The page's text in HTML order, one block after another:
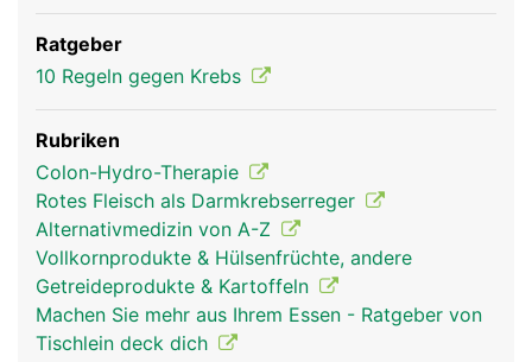
Ratgeber
10 Regeln gegen Krebs
Rubriken
Colon-Hydro-Therapie
Rotes Fleisch als Darmkrebserreger
Alternativmedizin von A-Z
Vollkornprodukte & Hülsenfrüchte, andere
Getreideprodukte & Kartoffeln
Machen Sie mehr aus Ihrem Essen - Ratgeber von
Tischlein deck dich